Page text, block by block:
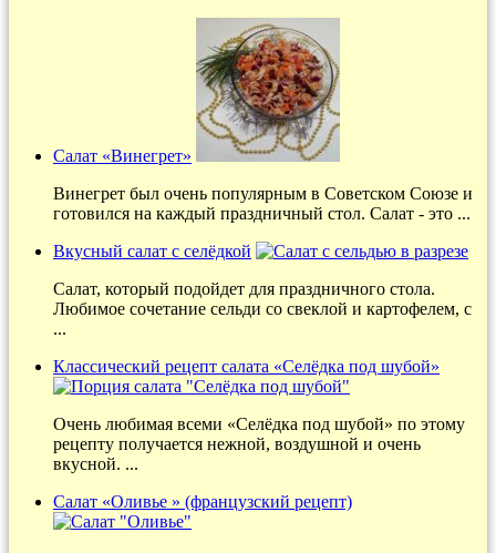
Салат «Винегрет»
Винегрет был очень популярным в Советском Союзе и
готовился на каждый праздничный стол. Салат - это ...
Вкусный салат с селёдкой
Салат, который подойдет для праздничного стола.
Любимое сочетание сельди со свеклой и картофелем, с
...
Классический рецепт салата «Селёдка под шубой»
Очень любимая всеми «Селёдка под шубой» по этому
рецепту получается нежной, воздушной и очень
вкусной. ...
Салат «Оливье » (французский рецепт)